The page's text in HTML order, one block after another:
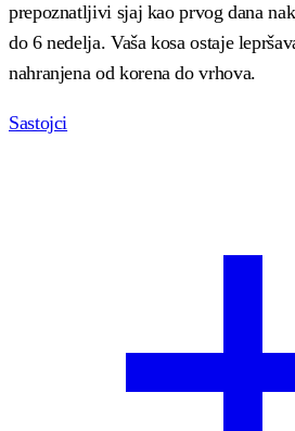
prepoznatljivi sjaj kao prvog dana
do 6 nedelja. Vaša kosa ostaje
nahranjena od korena do vrhova.
Sastojci